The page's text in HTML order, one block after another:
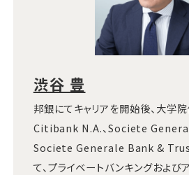
渋谷 豊
邦銀にてキャリアを開始後、大学
Citibank N.A.、Societe
Societe Generale Bank &
て、プライベートバンキングおよび